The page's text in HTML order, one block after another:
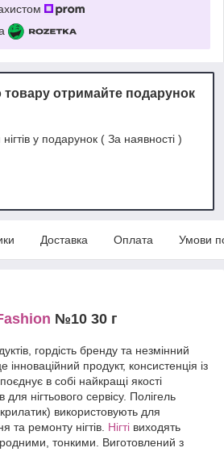
товару отримайте подарунок
у подарунок ( За наявності )
Доставка Оплата Умови
№10 30 г
гордість бренду та незмінний
інноваційний продукт, консистенція із
в собі найкращі якості
нігтьового сервісу. Полігель
використовують для
та ремонту нігтів. Нігті виходять
тонкими. Виготовлений з